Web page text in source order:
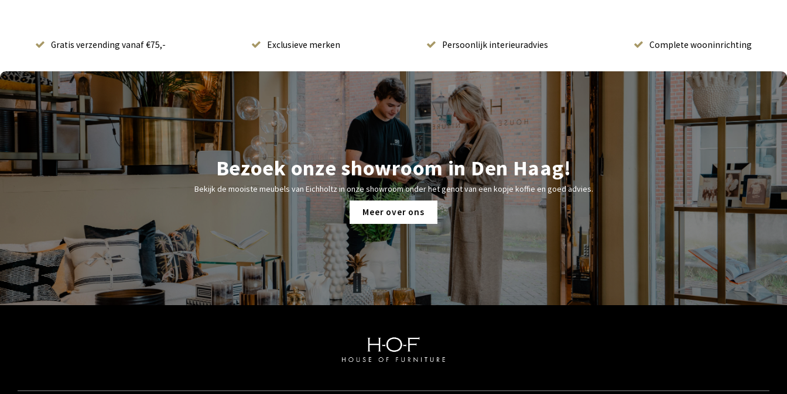
Gratis verzending vanaf €75,- Exclusieve merken Persoonlijk interieuradvies Complete wooninrichting
Bezoek onze showroom in Den Haag!
Bekijk de mooiste meubels van Eichholtz in onze showroom onder het genot van een kopje koffie en goed advies.
Meer over ons